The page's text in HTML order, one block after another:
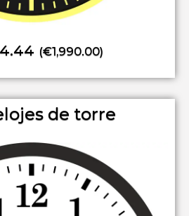
(€1,990.00)
de torre